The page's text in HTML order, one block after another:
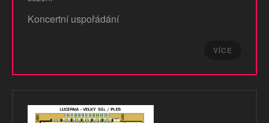
Koncertní uspořádání
VÍCE